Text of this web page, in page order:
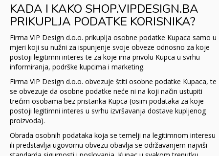
KADA I KAKO SHOP.VIPDESIGN.BA
PRIKUPLJA PODATKE KORISNIKA?
Firma VIP Design d.o.o. prikuplja osobne podatke Kupaca samo u
mjeri koji su nužni za ispunjenje svoje obveze odnosno za koje
postoji legitimni interes te za koje ima privolu Kupca u svrhu
informiranja, podrške kupcima i marketing.
Firma VIP Design d.o.o. obvezuje štiti osobne podatke Kupaca, te
se obvezuje da osobne podatke neće ni na koji način ustupiti
trećim osobama bez pristanka Kupca (osim podataka za koje
postoji legitimni interes u svrhu izvršavanja dostave kupljenog
proizvoda).
Obrada osobnih podataka koja se temelji na legitimnom interesu
ili predstavlja ugovornu obvezu obavlja se održavanjem najviši